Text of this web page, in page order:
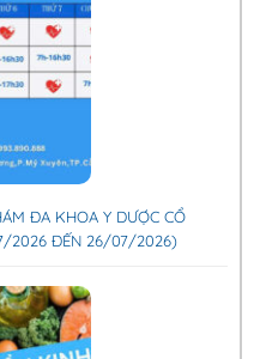
ĐA KHOA Y DƯỢC CỔ
2026 ĐẾN 26/07/2026)